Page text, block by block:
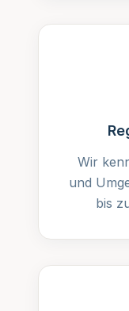
Wir
und
bis